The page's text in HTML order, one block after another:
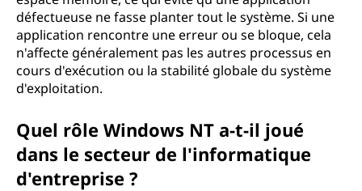
défectueuse ne fasse planter tout le système. Si une
application rencontre une erreur ou se bloque, cela
n'affecte généralement pas les autres processus en
cours d'exécution ou la stabilité globale du système
d'exploitation.
Quel rôle Windows NT a-t-il joué
dans le secteur de l'informatique
d'entreprise ?